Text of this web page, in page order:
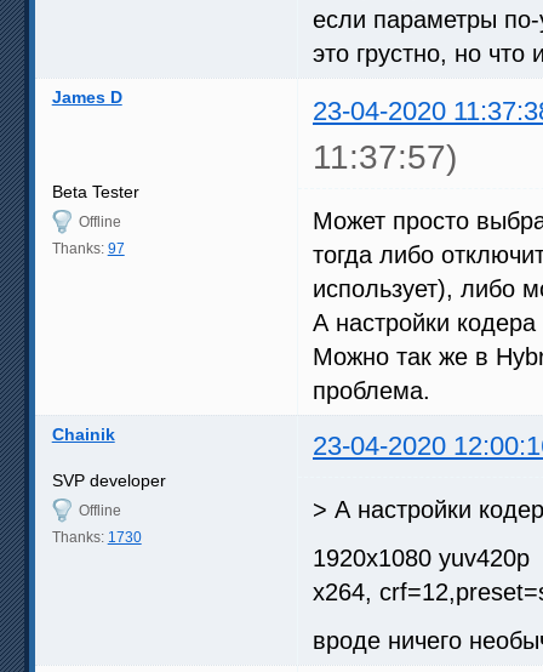
если параметры
это грустно, но
James D 23-04-2020
11:37:57)
Beta Tester
Offline
Thanks: 97
Может просто
тогда либо
использует), либо
А настройки
Можно так же в
проблема.
Chainik 23-04-2020
SVP developer
Offline
Thanks: 1730
> А настройки
1920x1080 yuv420p
x264,
вроде ничего